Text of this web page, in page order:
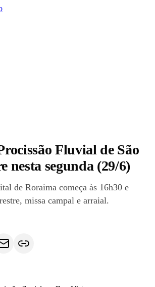
Fluvial de São
nesta segunda (29/6)
de Roraima começa às 16h30 e
missa campal e arraial.